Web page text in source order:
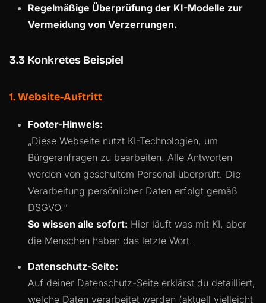
Regelmäßige Überprüfung der KI-Modelle zur
Vermeidung von Verzerrungen.
3.3 Konkretes Beispiel
1. Website-Auftritt
Footer-Hinweis:
„Diese Webseite nutzt KI-Technologien, um
Bürgeranfragen zu bearbeiten. Alle Antworten
werden von geschultem Personal überprüft. Die
Verarbeitung persönlicher Daten erfolgt gemäß
DSGVO.“
So wissen alle sofort: Hier läuft was mit KI, aber
die Menschen haben das letzte Wort.
Datenschutz-Seite:
Auf deiner Datenschutz-Seite erklärst du detailliert,
welche Daten verarbeitet werden (aktuell vielleicht